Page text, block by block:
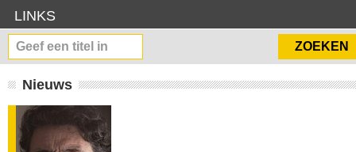
LINKS
Nieuws